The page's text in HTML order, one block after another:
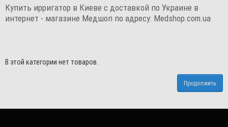
Купить ирригатор в Киеве с доставкой по Украине в
интернет - магазине Медшоп по адресу: Medshop.com.ua
В этой категории нет товаров.
Продолжить